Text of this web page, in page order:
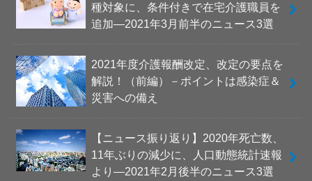
種対象に、条件付きで在宅介護職員を
追加―2021年3月前半のニュース3選
2021年度介護報酬改定、改定の要点を
解説！（前編）－ポイントは感染症＆
災害への備え
【ニュース振り返り】2020年死亡数、
11年ぶりの減少に、人口動態統計速報
より―2021年2月後半のニュース3選